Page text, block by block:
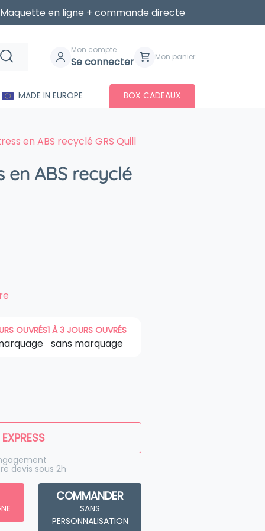
Maquette en ligne + commande directe
Mon compte
Se connecter Mon panier
MADE IN EUROPE BOX CADEAUX
en ABS recyclé GRS Quill
en ABS recyclé
OUVRÉS1 À 3 JOURS OUVRÉS
sans marquage
devis sous 2h
COMMANDER
SANS
PERSONNALISATION